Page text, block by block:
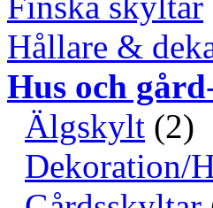
Hållare &
Hus och gård
Älgskylt (2)
Dekoration/